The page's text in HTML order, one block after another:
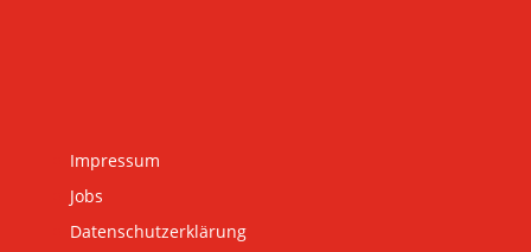
Impressum
Jobs
Datenschutzerklärung